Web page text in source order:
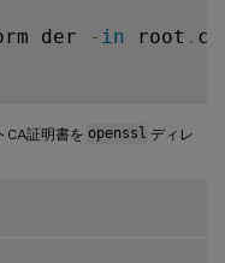
der - in root .
CA証明書を openssl ディレ